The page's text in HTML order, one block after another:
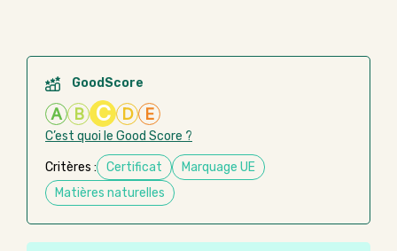
GoodScore
A B C D E
C’est quoi le Good Score ?
Critères : Certificat
Marquage UE
Matières naturelles